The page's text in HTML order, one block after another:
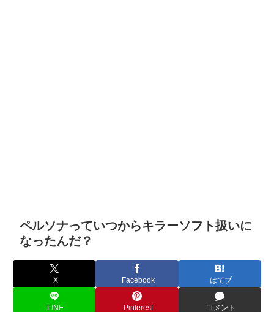
ペルソナっていつからキラーソフト扱いに
なったんだ？
X Facebook はてブ
LINE Pinterest コメント